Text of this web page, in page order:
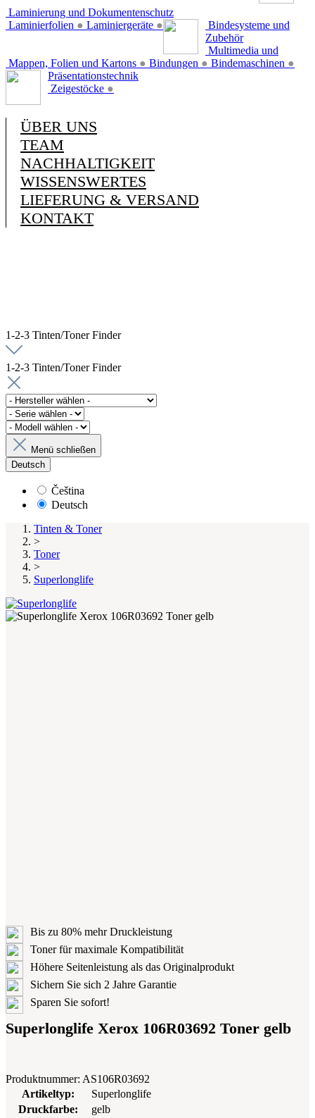
Laminierung und Dokumentenschutz
Laminierfolien ● Laminiergeräte ●
Bindesysteme und
Zubehör
Mappen, Folien und Kartons ● Bindungen ● Bindemaschinen ●
Multimedia und
Präsentationstechnik
Zeigestöcke ●
ÜBER UNS
TEAM
NACHHALTIGKEIT
WISSENSWERTES
LIEFERUNG & VERSAND
KONTAKT
1-2-3 Tinten/Toner Finder
1-2-3 Tinten/Toner Finder
Menü schließen
Deutsch
Čeština
Deutsch
Tinten & Toner
>
Toner
>
Superlonglife
Bis zu 80% mehr Druckleistung
Toner für maximale Kompatibilität
Höhere Seitenleistung als das Originalprodukt
Sichern Sie sich 2 Jahre Garantie
Sparen Sie sofort!
Superlonglife Xerox 106R03692 Toner gelb
Produktnummer: AS106R03692
Artikeltyp:
Superlonglife
Druckfarbe:
gelb